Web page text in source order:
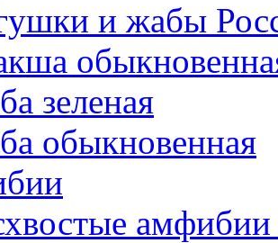
и жабы
зеленая
обыкновенная